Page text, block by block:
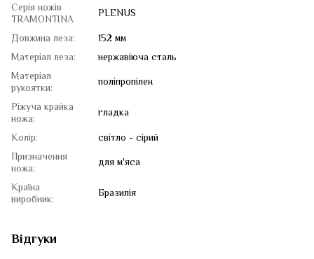
Серія ножів
TRAMONTINA
PLENUS
Довжина леза:
152 мм
Матеріал леза:
нержавіюча сталь
Матеріал
рукоятки:
поліпропілен
Ріжуча крайка
ножа:
гладка
Колір:
світло - сірий
Призначення
ножа:
для м'яса
Країна
виробник:
Бразилія
Відгуки